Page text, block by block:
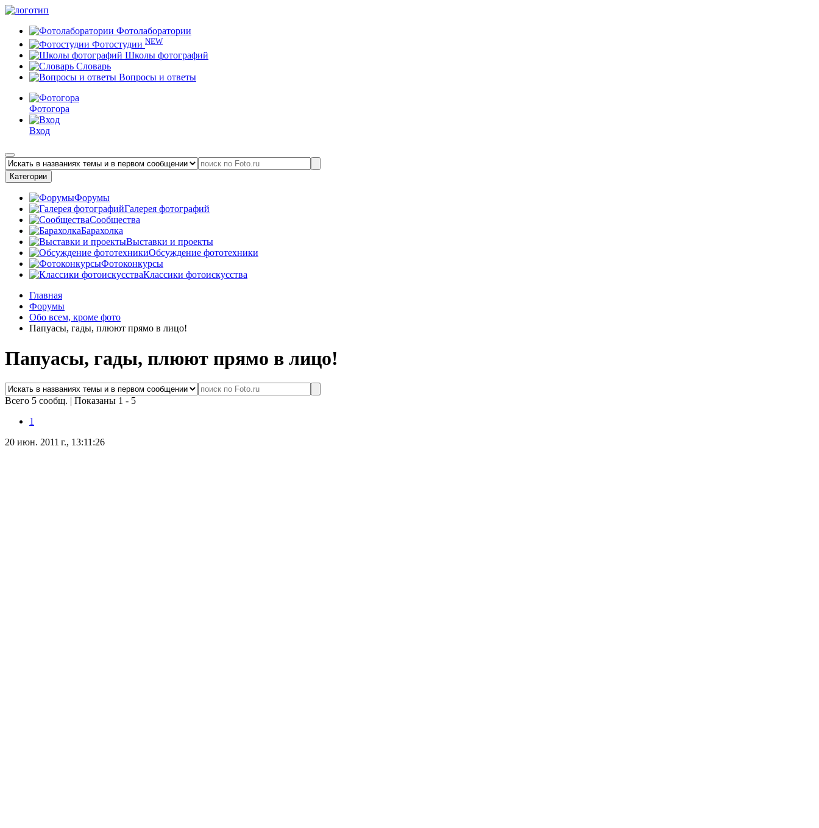
Фотолаборатории
Фотостудии NEW
Школы фотографий
Словарь
Вопросы и ответы
Фотогора
Вход
Категории
Форумы
Галерея фотографий
Сообщества
Барахолка
Выставки и проекты
Обсуждение фототехники
Фотоконкурсы
Классики фотоискусства
Главная
Форумы
Обо всем, кроме фото
Папуасы, гады, плюют прямо в лицо!
Папуасы, гады, плюют прямо в лицо!
Всего 5 сообщ. | Показаны 1 - 5
1
20 июн. 2011 г., 13:11:26